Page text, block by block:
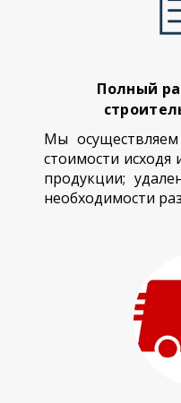
Полный
Мы
стоимости
продукции;
необходимости